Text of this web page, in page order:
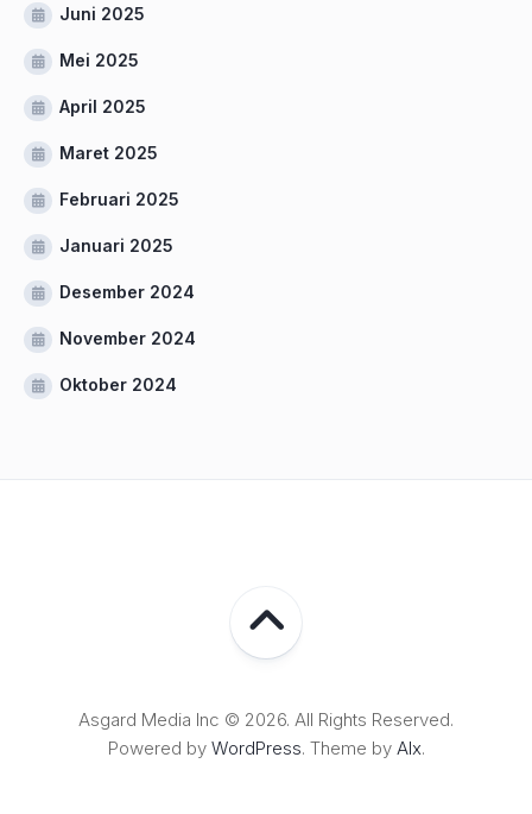
Juni 2025
Mei 2025
April 2025
Maret 2025
Februari 2025
Januari 2025
Desember 2024
November 2024
Oktober 2024
Asgard Media Inc © 2026. All Rights Reserved.
Powered by WordPress. Theme by Alx.